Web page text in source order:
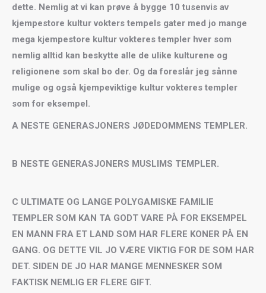
dette. Nemlig at vi kan prøve å bygge 10 tusenvis av
kjempestore kultur vokters tempels gater med jo mange
mega kjempestore kultur vokteres templer hver som
nemlig alltid kan beskytte alle de ulike kulturene og
religionene som skal bo der. Og da foreslår jeg sånne
mulige og også kjempeviktige kultur vokteres templer
som for eksempel.
A NESTE GENERASJONERS JØDEDOMMENS TEMPLER.
B NESTE GENERASJONERS MUSLIMS TEMPLER.
C ULTIMATE OG LANGE POLYGAMISKE FAMILIE
TEMPLER SOM KAN TA GODT VARE PÅ FOR EKSEMPEL
EN MANN FRA ET LAND SOM HAR FLERE KONER PÅ EN
GANG. OG DETTE VIL JO VÆRE VIKTIG FOR DE SOM HAR
DET. SIDEN DE JO HAR MANGE MENNESKER SOM
FAKTISK NEMLIG ER FLERE GIFT.